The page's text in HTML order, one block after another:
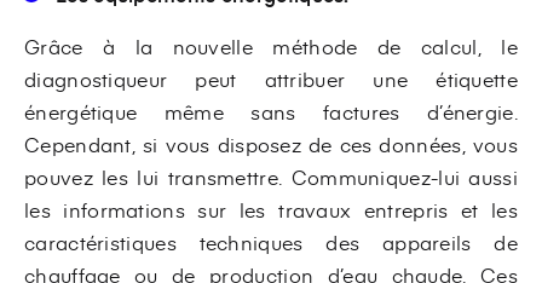
Grâce à la nouvelle méthode de calcul, le
diagnostiqueur peut attribuer une étiquette
énergétique même sans factures d’énergie.
Cependant, si vous disposez de ces données, vous
pouvez les lui transmettre. Communiquez-lui aussi
les informations sur les travaux entrepris et les
caractéristiques techniques des appareils de
chauffage ou de production d’eau chaude. Ces